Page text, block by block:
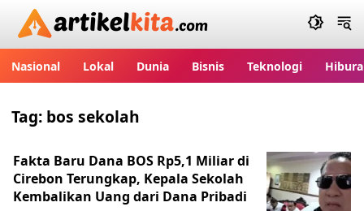
Artikelkita.com
Nasional Lokal Dunia Bisnis Teknologi
Tag: bos sekolah
Fakta Baru Dana BOS Rp5,1 Miliar di
Cirebon Terungkap, Kepala Sekolah
Kembalikan Uang dari Dana Pribadi